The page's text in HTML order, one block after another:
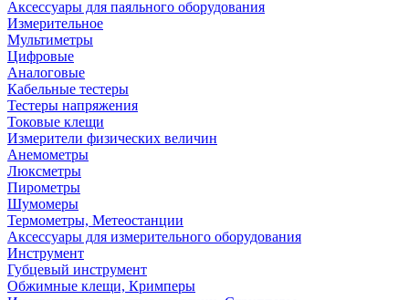
Аксессуары для паяльного оборудования
Измерительное
Мультиметры
Цифровые
Аналоговые
Кабельные тестеры
Тестеры напряжения
Токовые клещи
Измерители физических величин
Анемометры
Люксметры
Пирометры
Шумомеры
Термометры, Метеостанции
Аксессуары для измерительного оборудования
Инструмент
Губцевый инструмент
Обжимные клещи, Кримперы